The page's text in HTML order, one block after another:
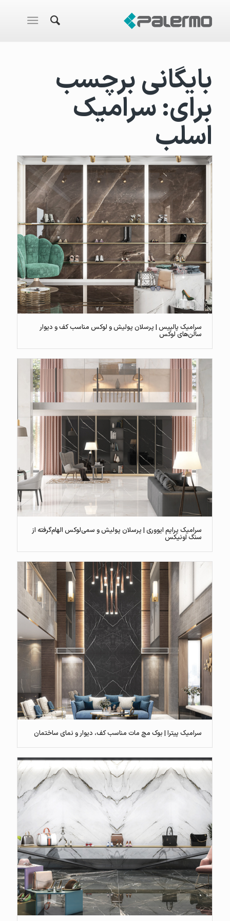
بایگانی برچسب
برای:سرامیک
اسلب
سرامیک پالپیس | پرسلان پولیش و لوکس مناسب کف و دیوار
سالن‌های لوکس
سرامیک پرایم ایووری | پرسلان پولیش و سمی‌لوکس الهام‌گرفته از
سنگ اونیکس
سرامیک پیترا | بوک مچ مات مناسب کف، دیوار و نمای ساختمان